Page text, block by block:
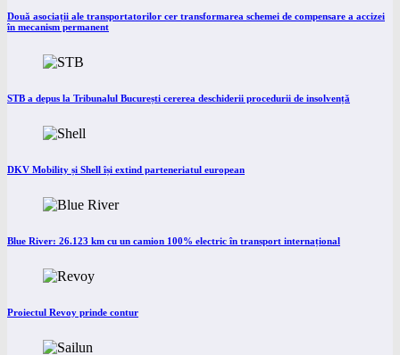
Două asociații ale transportatorilor cer transformarea schemei de compensare a accizei
în mecanism permanent
STB a depus la Tribunalul București cererea deschiderii procedurii de insolvență
DKV Mobility și Shell își extind parteneriatul european
Blue River: 26.123 km cu un camion 100% electric în transport internațional
Proiectul Revoy prinde contur